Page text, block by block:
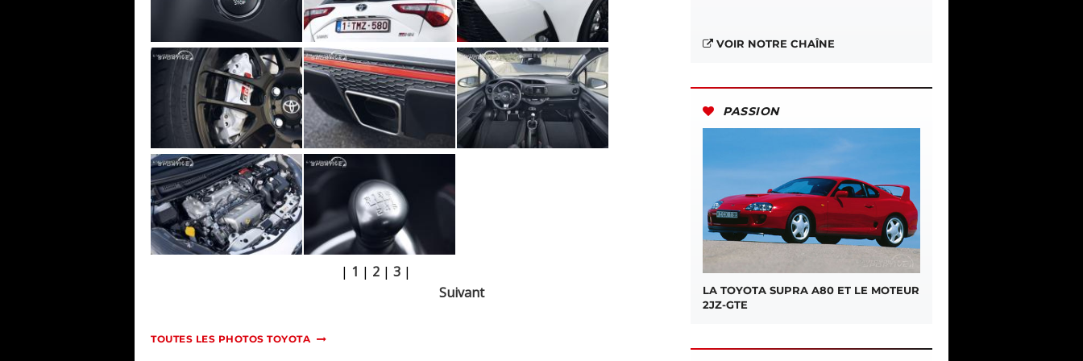
| 1 | 2 | 3 |
Suivant
TOUTES LES PHOTOS TOYOTA
VOIR NOTRE CHAÎNE
PASSION
LA TOYOTA SUPRA A80 ET LE MOTEUR
2JZ-GTE